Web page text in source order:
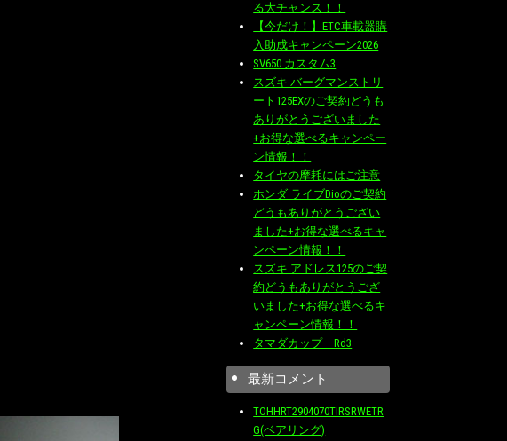
る大チャンス！！
【今だけ！】ETC車載器購
入助成キャンペーン2026
SV650 カスタム3
スズキ バーグマンストリ
ート125EXのご契約どうも
ありがとうございました
+お得な選べるキャンペー
ン情報！！
タイヤの摩耗にはご注意
ホンダ ライブDioのご契約
どうもありがとうござい
ました+お得な選べるキャ
ンペーン情報！！
スズキ アドレス125のご契
約どうもありがとうござ
いました+お得な選べるキ
ャンペーン情報！！
タマダカップ Rd3
最新コメント
TOHHRT2904070TIRSRWETR
G(ベアリング)